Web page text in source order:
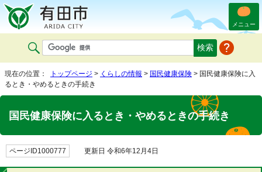
メニュー
現在の位置： トップページ > くらしの情報 > 国民健康保険 > 国民健康保険に入
るとき・やめるときの手続き
国民健康保険に入るとき・やめるときの手続き
ページID1000777 更新日 令和6年12月4日